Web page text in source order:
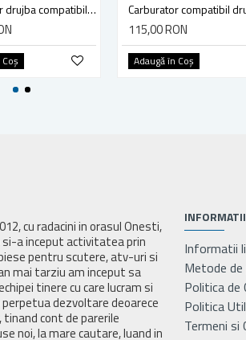
Carburator drujba compatibil Stihl MS 261, MS 271, MS 291
115,00 RON
Adaugă în Coş
cu radacini in orasul Onesti,
a inceput activitatea prin
pentru scutere, atv-uri si
mai tarziu am inceput sa
tinere cu care lucram si
dezvoltare deoarece
cont de parerile
noi, la mare cautare, luand in
Informatii
Metode
Politica
Politica
Termeni si